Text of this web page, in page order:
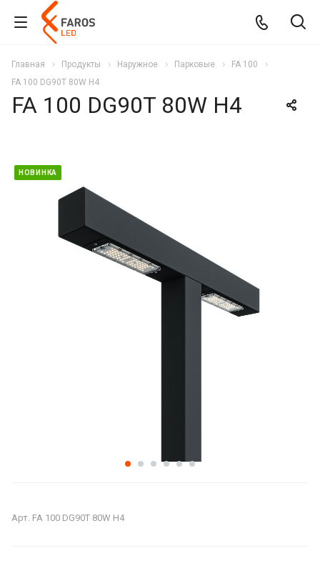
Главная Продукты Наружное Парковые
FA 100
FA 100 DG90T 80W H4
FA 100 DG90T 80W H4
НОВИНКА
Арт. FA 100 DG90T 80W H4